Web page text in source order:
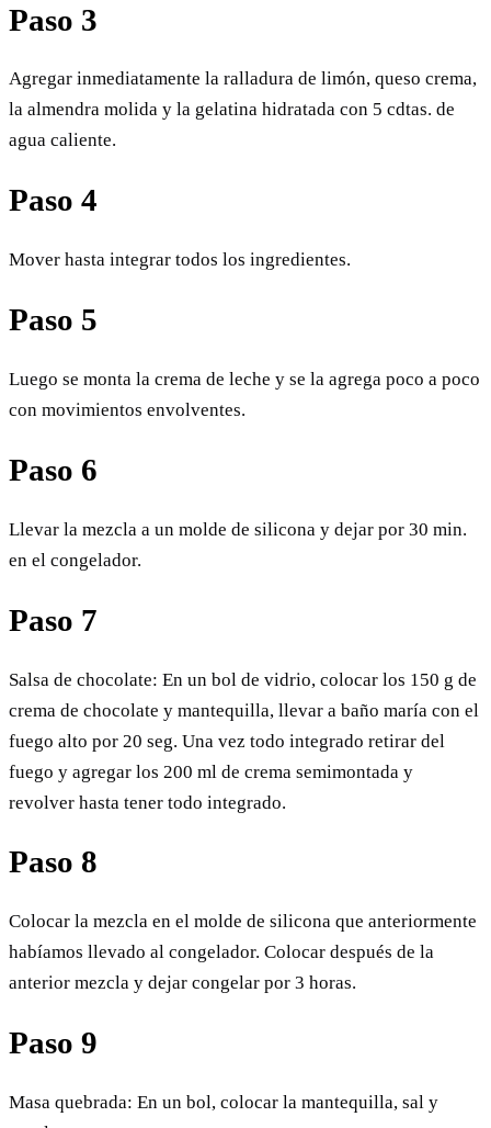
Paso 3
Agregar inmediatamente la ralladura de limón, queso crema,
la almendra molida y la gelatina hidratada con 5 cdtas. de
agua caliente.
Paso 4
Mover hasta integrar todos los ingredientes.
Paso 5
Luego se monta la crema de leche y se la agrega poco a poco
con movimientos envolventes.
Paso 6
Llevar la mezcla a un molde de silicona y dejar por 30 min.
en el congelador.
Paso 7
Salsa de chocolate: En un bol de vidrio, colocar los 150 g de
crema de chocolate y mantequilla, llevar a baño maría con el
fuego alto por 20 seg. Una vez todo integrado retirar del
fuego y agregar los 200 ml de crema semimontada y
revolver hasta tener todo integrado.
Paso 8
Colocar la mezcla en el molde de silicona que anteriormente
habíamos llevado al congelador. Colocar después de la
anterior mezcla y dejar congelar por 3 horas.
Paso 9
Masa quebrada: En un bol, colocar la mantequilla, sal y